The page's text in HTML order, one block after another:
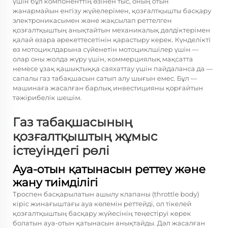
жанармайын енгізу жүйелерімен, қозғалтқышты басқару
электроникасымен және жақсылап реттелген
қозғалтқыштың анықтайтын механикалық дәлдіктерімен
қалай өзара әрекеттесетінін қарастыру керек. Күнделікті
өз мотоциклдарына сүйенетін мотоциклшілер үшін —
олар оны жолда жүру үшін, коммерциялық мақсатта
немесе ұзақ қашықтыққа саяхаттау үшін пайдаланса да —
сапалы газ табақшасын сатып алу шығын емес. Бұл —
машинаға жасалған барлық инвестицияны қорғайтын
тәжірибелік шешім.
Газ табақшасының
қозғалтқыштың жұмыс
істеуіндегі рөлі
Ауа-отын қатынасын реттеу және
жану тиімділігі
Троспен басқарылатын ашылу клапаны (throttle body)
кіріс жинағыштағы ауа көлемін реттейді, ол тікелей
қозғалтқыштың басқару жүйесінің теңестіруі керек
болатын ауа-отын қатынасын анықтайды. Дәл жасалған